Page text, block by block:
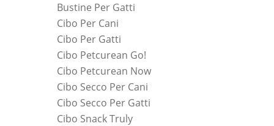
Bustine Per Gatti
Cibo Per Cani
Cibo Per Gatti
Cibo Petcurean Go!
Cibo Petcurean Now
Cibo Secco Per Cani
Cibo Secco Per Gatti
Cibo Snack Truly